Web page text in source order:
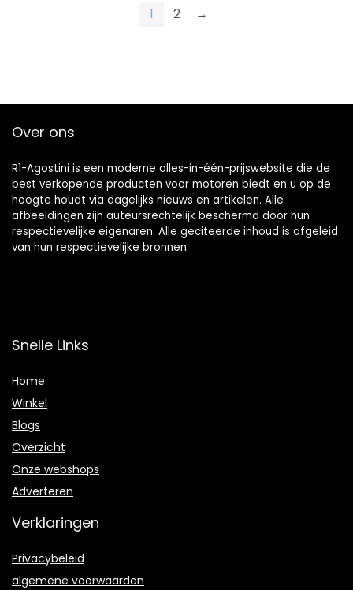
1 2 →
Over ons
R1-Agostini is een moderne alles-in-één-prijswebsite die de
best verkopende producten voor motoren biedt en u op de
hoogte houdt via dagelijks nieuws en artikelen. Alle
afbeeldingen zijn auteursrechtelijk beschermd door hun
respectievelijke eigenaren. Alle geciteerde inhoud is afgeleid
van hun respectievelijke bronnen.
Snelle Links
Home
Winkel
Blogs
Overzicht
Onze webshops
Adverteren
Verklaringen
Privacybeleid
algemene voorwaarden